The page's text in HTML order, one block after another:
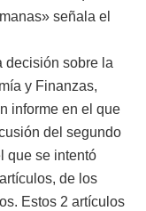
señala el
decisión sobre la
y Finanzas,
informe en el que
del segundo
que se intentó
de los
Estos 2 artículos